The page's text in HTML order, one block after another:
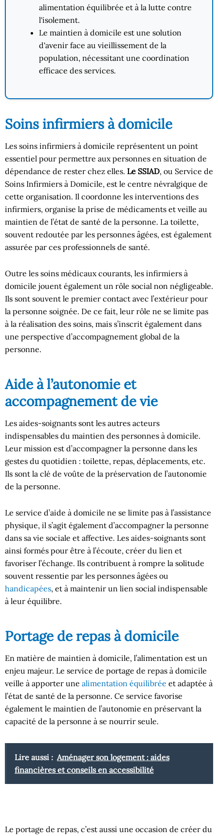
alimentation équilibrée et à la lutte contre
l'isolement.
Le maintien à domicile est une solution
d'avenir face au vieillissement de la
population, nécessitant une coordination
efficace des services.
Soins infirmiers à domicile
Les soins infirmiers à domicile représentent un point
essentiel pour permettre aux personnes en situation de
dépendance de rester chez elles. Le SSIAD, ou Service de
Soins Infirmiers à Domicile, est le centre névralgique de
cette organisation. Il coordonne les interventions des
infirmiers, organise la prise de médicaments et veille au
maintien de l’état de santé de la personne. La toilette,
souvent redoutée par les personnes âgées, est également
assurée par ces professionnels de santé.
Outre les soins médicaux courants, les infirmiers à
domicile jouent également un rôle social non négligeable.
Ils sont souvent le premier contact avec l’extérieur pour
la personne soignée. De ce fait, leur rôle ne se limite pas
à la réalisation des soins, mais s’inscrit également dans
une perspective d’accompagnement global de la
personne.
Aide à l’autonomie et
accompagnement de vie
Les aides-soignants sont les autres acteurs
indispensables du maintien des personnes à domicile.
Leur mission est d’accompagner la personne dans les
gestes du quotidien : toilette, repas, déplacements, etc.
Ils sont la clé de voûte de la préservation de l’autonomie
de la personne.
Le service d’aide à domicile ne se limite pas à l’assistance
physique, il s’agit également d’accompagner la personne
dans sa vie sociale et affective. Les aides-soignants sont
ainsi formés pour être à l’écoute, créer du lien et
favoriser l’échange. Ils contribuent à rompre la solitude
souvent ressentie par les personnes âgées ou
handicapées, et à maintenir un lien social indispensable
à leur équilibre.
Portage de repas à domicile
En matière de maintien à domicile, l’alimentation est un
enjeu majeur. Le service de portage de repas à domicile
veille à apporter une alimentation équilibrée et adaptée à
l’état de santé de la personne. Ce service favorise
également le maintien de l’autonomie en préservant la
capacité de la personne à se nourrir seule.
Lire aussi : Aménager son logement : aides
financières et conseils en accessibilité
Le portage de repas, c’est aussi une occasion de créer du